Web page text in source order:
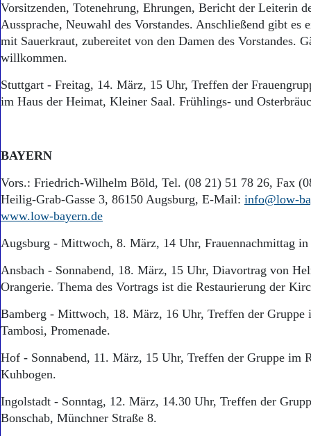
Kontakt
Impressum
Datenschutz
Vorsitzenden, Totenehrung, Ehrungen, Bericht der Leiterin
Aussprache, Neuwahl des Vorstandes. Anschließend gibt es
mit Sauerkraut, zubereitet von den Damen des Vorstandes.
willkommen.
Stuttgart - Freitag, 14. März, 15 Uhr, Treffen der
im Haus der Heimat, Kleiner Saal. Frühlings- und
BAYERN
Vors.: Friedrich-Wilhelm Böld, Tel. (08 21) 51 78 26, Fax
Heilig-Grab-Gasse 3, 86150 Augsburg, E-Mail: info@low-
www.low-bayern.de
Augsburg - Mittwoch, 8. März, 14 Uhr, Frauennachmittag
Ansbach - Sonnabend, 18. März, 15 Uhr, Diavortrag von
Orangerie. Thema des Vortrags ist die Restaurierung der
Bamberg - Mittwoch, 18. März, 16 Uhr, Treffen der Gruppe
Tambosi, Promenade.
Hof - Sonnabend, 11. März, 15 Uhr, Treffen der Gruppe im
Kuhbogen.
Ingolstadt - Sonntag, 12. März, 14.30 Uhr, Treffen der
Bonschab, Münchner Straße 8.